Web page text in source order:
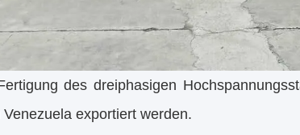
des dreiphasigen
Venezuela exportiert werden.